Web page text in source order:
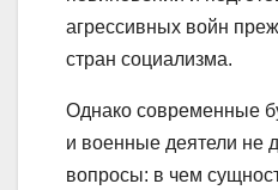
агрессивных войн
стран социализма.
Однако современные
и военные деятели не
вопросы: в чем